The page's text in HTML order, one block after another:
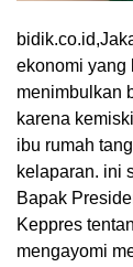
ekonomi yang
menimbulkan
karena
ibu rumah
kelaparan. ini
Bapak
Keppres
mengayomi